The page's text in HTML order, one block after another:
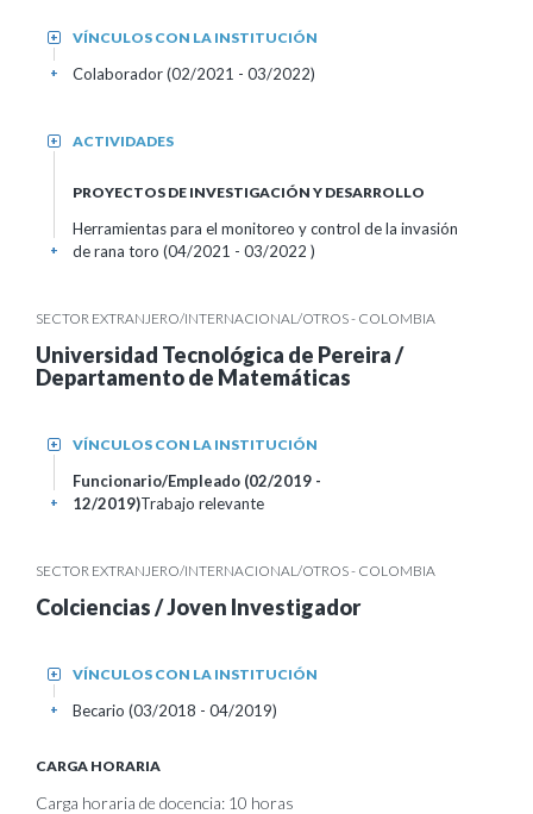
VÍNCULOS CON LA INSTITUCIÓN
+
Colaborador (02/2021 - 03/2022)
+
ACTIVIDADES
+
PROYECTOS DE INVESTIGACIÓN Y DESARROLLO
Herramientas para el monitoreo y control de la invasión
de rana toro (04/2021 - 03/2022 )
+
SECTOR EXTRANJERO/INTERNACIONAL/OTROS - COLOMBIA
Universidad Tecnológica de Pereira /
Departamento de Matemáticas
VÍNCULOS CON LA INSTITUCIÓN
+
Funcionario/Empleado (02/2019 -
12/2019)Trabajo relevante
+
SECTOR EXTRANJERO/INTERNACIONAL/OTROS - COLOMBIA
Colciencias / Joven Investigador
VÍNCULOS CON LA INSTITUCIÓN
+
Becario (03/2018 - 04/2019)
+
CARGA HORARIA
Carga horaria de docencia: 10 horas